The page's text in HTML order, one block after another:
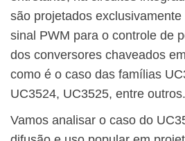
são projetados
sinal PWM para o controle de
dos conversores chaveados
como é o caso das famílias
UC3524, UC3525, entre outros.
Vamos analisar o caso do